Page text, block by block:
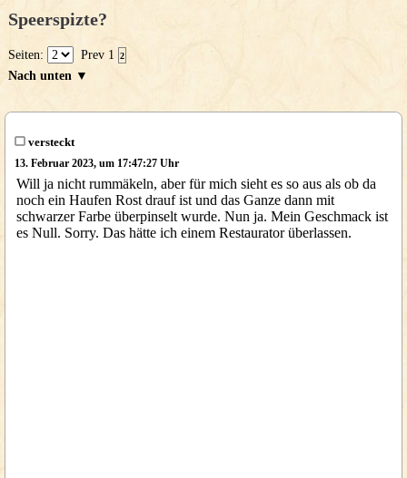
Speerspizte?
Seiten: Prev 1 2
Nach unten ▼
versteckt
13. Februar 2023, um 17:47:27 Uhr
Will ja nicht rummäkeln, aber für mich sieht es so aus als ob da
noch ein Haufen Rost drauf ist und das Ganze dann mit
schwarzer Farbe überpinselt wurde. Nun ja. Mein Geschmack ist
es Null. Sorry. Das hätte ich einem Restaurator überlassen.